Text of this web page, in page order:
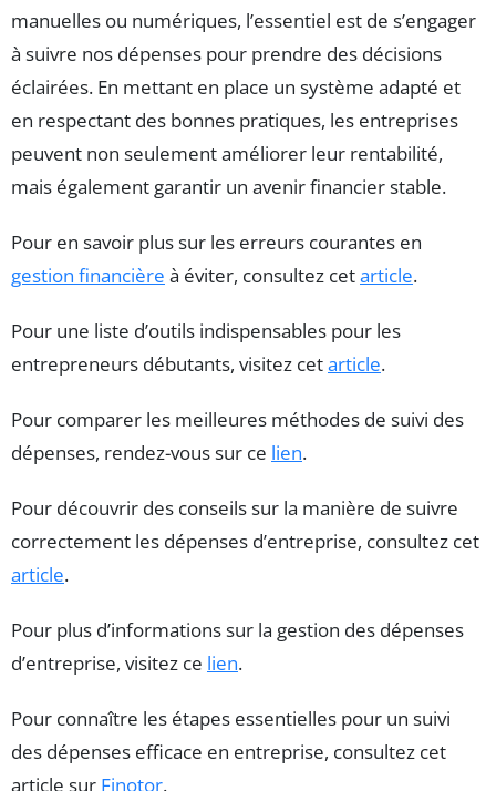
manuelles ou numériques, l’essentiel est de s’engager
à suivre nos dépenses pour prendre des décisions
éclairées. En mettant en place un système adapté et
en respectant des bonnes pratiques, les entreprises
peuvent non seulement améliorer leur rentabilité,
mais également garantir un avenir financier stable.
Pour en savoir plus sur les erreurs courantes en
gestion financière à éviter, consultez cetarticle.
Pour une liste d’outils indispensables pour les
entrepreneurs débutants, visitez cetarticle.
Pour comparer les meilleures méthodes de suivi des
dépenses, rendez-vous sur ce lien.
Pour découvrir des conseils sur la manière de suivre
correctement les dépenses d’entreprise, consultez cet
article.
Pour plus d’informations sur la gestion des dépenses
d’entreprise, visitez ce lien.
Pour connaître les étapes essentielles pour un suivi
des dépenses efficace en entreprise, consultez cet
article sur Finotor.